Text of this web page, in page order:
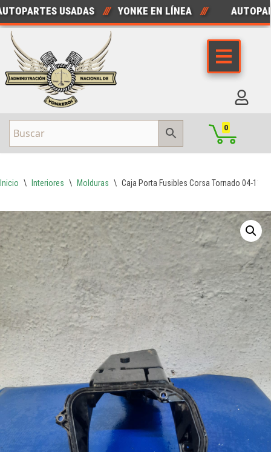
Saltar
al
contenido
USADAS /// YONKE EN LÍNEA ///
0
Inicio \ Interiores \ Molduras \ Caja Porta Fusibles Corsa Tornado 04-11